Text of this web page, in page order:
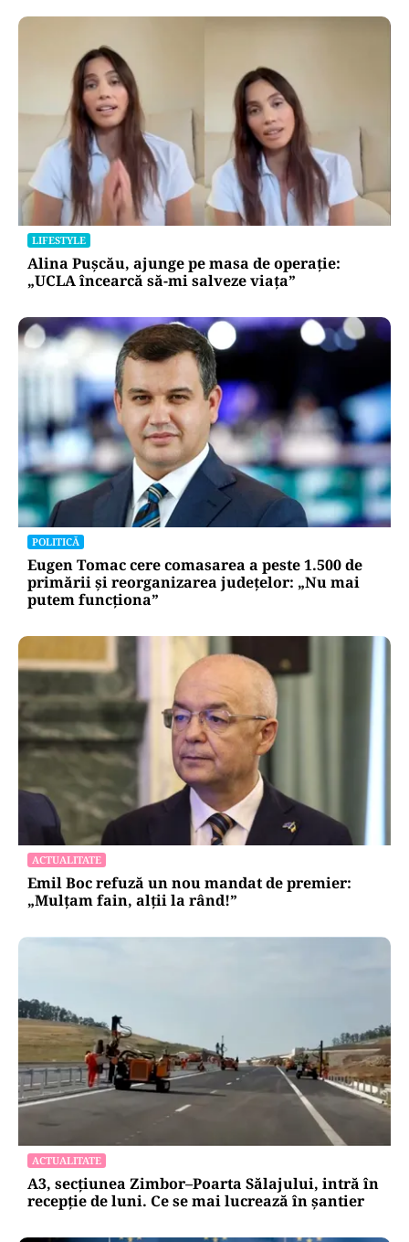
BUSINESS
TeraPlast (TRP) —Venituri în creștere,
profitabilitate sub presiune
LIFESTYLE
Alina Pușcău, ajunge pe masa de operație:
„UCLA încearcă să-mi salveze viața”
POLITICĂ
Eugen Tomac cere comasarea a peste 1.500 de
primării și reorganizarea județelor: „Nu mai
putem funcționa”
ACTUALITATE
Emil Boc refuză un nou mandat de premier:
„Mulțam fain, alții la rând!”